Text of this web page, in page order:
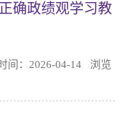
确政绩观学习教
：2026-04-14 浏览